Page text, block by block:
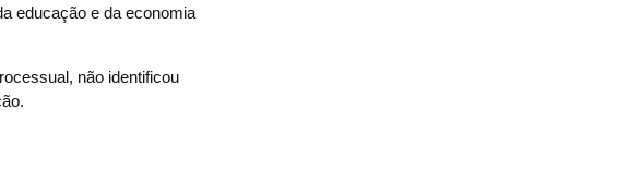
educação e da economia
não identificou